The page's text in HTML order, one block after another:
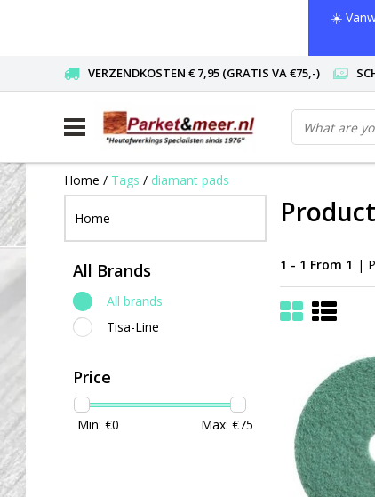
☀️
VERZENDKOSTEN € 7,95 (GRATIS VA €75,-)
Home / Tags / diamant pads
Home
All Brands
All brands
Tisa-Line
Price
Min: €0 Max: €75
1 - 1 From 1 |